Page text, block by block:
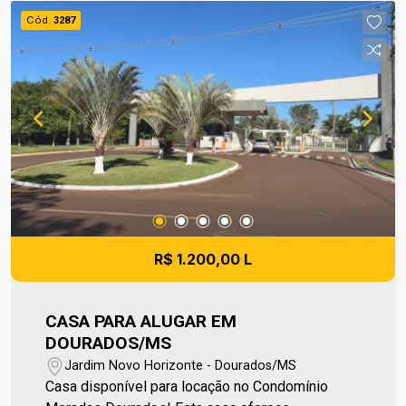
(67) 2108-2121. Os valores de IPTU e
Condomínio poderão sofrer reajustes de valores
sem aviso prévio, pois são de responsabilidade
da administradora do condomínio e prefeitura
municipal. A metragem informada é aproximada e
pode apresentar pequenas variações.
Cód. 3287
R$ 1.200,00 L
CASA PARA ALUGAR EM
DOURADOS/MS
Jardim Novo Horizonte - Dourados/MS
Casa disponível para locação no Condomínio